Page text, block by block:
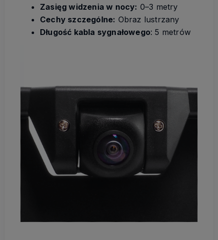
Zasięg widzenia w nocy: 0–3 metry
Cechy szczególne: Obraz lustrzany
Długość kabla sygnałowego: 5 metrów